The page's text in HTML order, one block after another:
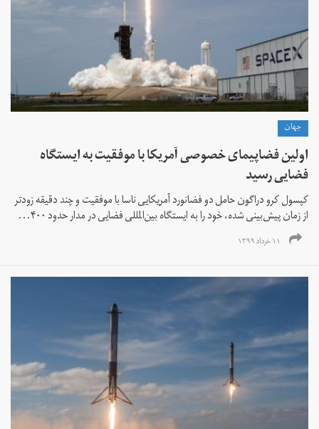
جهان
اولین فضاپیمای خصوصی آمریکا با موفقیت به ایستگاه
فضایی رسید
کپسول کرو دراگون حامل دو فضانورد آمریکایی ناسا با موفقیت و چند دقیقه زودتر
از زمان پیش‌بینی شده، خود را به ایستگاه بین‌المللی فضایی در مدار حدود ۴۰۰...
۱۱ خرداد ۱۳۹۹